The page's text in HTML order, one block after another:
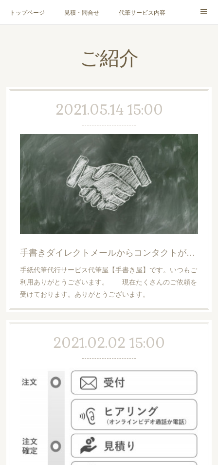
トップページ 見積・問合せ 代筆サービス内容
代筆屋プロフィール
ご紹介
2021.05.14 15:00
手書きダイレクトメールからコンタクトがとれました【法人様からの実績】
手紙代筆代行サービス代筆屋【手書き屋】です。いつもご
利用ありがとうございます。 現在たくさんのご依頼を
受けております。ありがとうございます。
2021.02.02 15:00